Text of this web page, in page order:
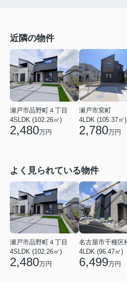
近隣の物件
瀬戸市品野町４丁目
4SLDK (102.26㎡)
2,480万円
瀬戸市窯町
4LDK (105.37㎡)
2,780万円
よく見られている物件
瀬戸市品野町４丁目
4SLDK (102.26㎡)
2,480万円
4LDK (96.47㎡)
6,499万円